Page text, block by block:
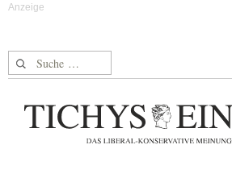
Suche nach: